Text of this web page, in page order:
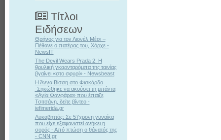
Τίτλοι
Ειδήσεων
Θρήνος για τον Λιονέλ Μέσι –
Πέθανε ο πατέρας του, Χόρχε -
NewsIT
The Devil Wears Prada 2: Η
θρυλική γκαρνταρόμπα της ταινίας
βγαίνει «στο σφυρί» - Newsbeast
Η Άννα Βίσση στο Φισκάρδο
-Σηκώθηκε να ακούσει τη μπάντα
«Αγία Φανφάρα» που έπαιζε
Τσιτσάνη, δείτε βίντεο -
iefimerida.gr
Λυκαβηττός: Σε 57χρονη γυναίκα
που είχε εξαφανιστεί ανήκει η
σορός - Από πτώση ο θάνατός της
- CNN.gr